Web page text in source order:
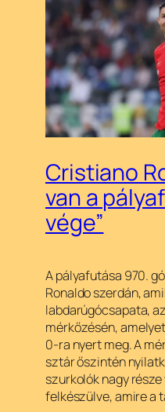
Cristiano
van a
vége”
A pályafutása 970.
Ronaldo szerdán,
labdarúgócsapata,
mérkőzésén,
0-ra nyert meg. A
sztár őszintén
szurkolók nagy
felkészülve, amire a